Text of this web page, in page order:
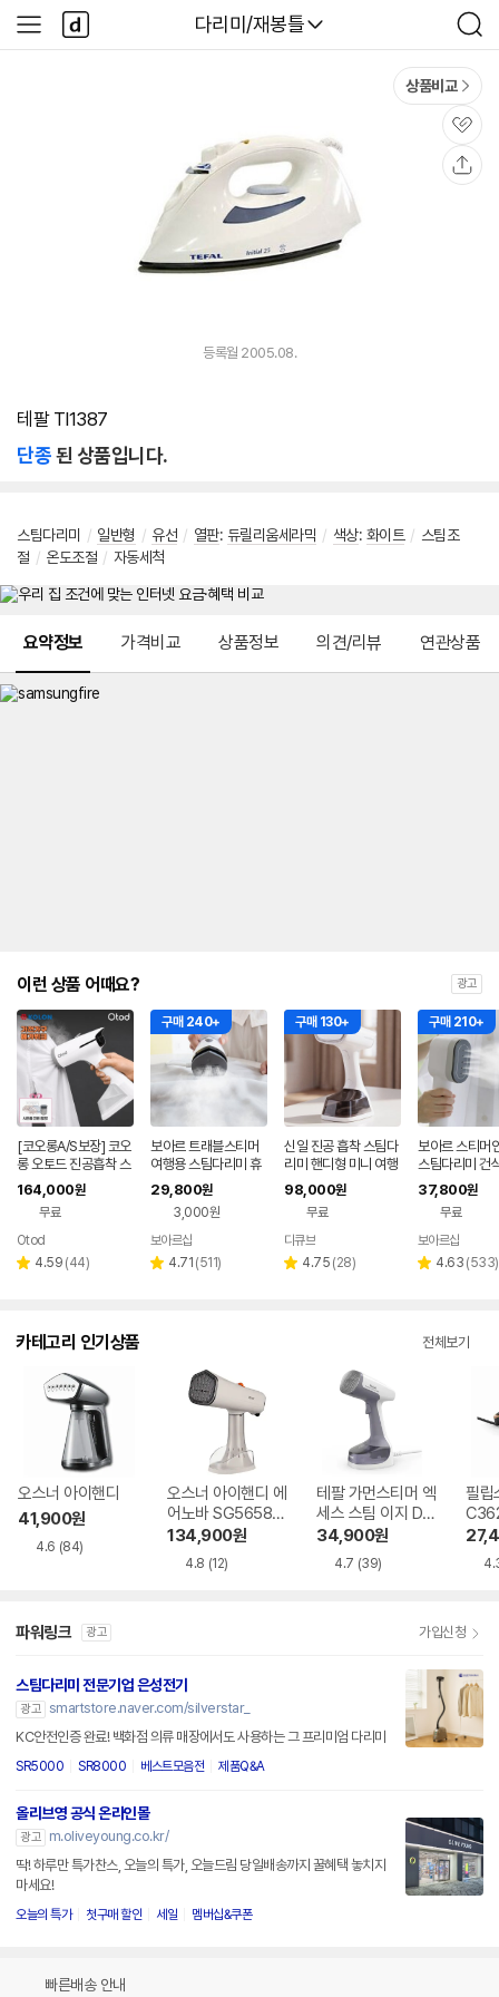
다나와
다리미/재봉틀
검
색
사
이
다
나
와
상품비교
관
심
등록월 2005.08.
테팔 TI1387
단종된 상품입니다.
스팀다리미 / 일반형 / 유선 / 열판: 듀릴리움세라믹 / 색상: 화이트 / 스팀조
절 / 온도조절 / 자동세척
요약정보 가격비교 상품정보 의견/리뷰 연관상품
이런 상품 어때요? 광고
[코오롱A/S보장] 코오
롱 오토드 진공흡착 스
팀다리미 핸디형
164,000원
무료
Otod
별 4.59 리
(44)
구매 240+
보아르 트래블스티머
여행용 스팀다리미 휴
대용 미니 전기 초소형
핸디 핸디형 빠른예열
29,800원
3,000원
페이
보아르샵
별 4.71 리
(511)
구매 130+
신일 진공 흡착 스팀다
리미 핸디형 미니 여행
용 스팀다리미 소형 휴
대용
98,000원
무료
디큐브
별 4.75 리
(28)
구매 210+
보아르 스티머
스팀다리미 건
미니 핸디형 소
용 휴대용 핸드
37,800원
무료
페이
보아르샵
별 4.63 리
(533)
카테고리 인기상품 전체보기
오스너 아이핸디
41,900원
4.6 (84)
오스너 아이핸디 에
어노바 SG5658P
X
134,900원
4.8 (12)
테팔 가먼스티머 엑
세스 스팀 이지 DT
7113K0
34,900원
4.7 (39)
필립
파워링크 광고 가입신청
스팀다리미 전문기업 은성전기
광고 smartstore.naver.com/silverstar_
KC안전인증 완료! 백화점 의류 매장에서도 사용하는 그 프리미엄 다리미
SR5000 SR8000 베스트모음전 제품Q&A
올리브영 공식 온라인몰
광고
m.oliveyoung.co.kr/
딱! 하루만 특가찬스, 오늘의 특가, 오늘드림 당일배송까지 꿀혜택 놓치지
마세요!
오늘의 특가 첫구매 할인 세일 멤버십&쿠폰
빠른배송 안내